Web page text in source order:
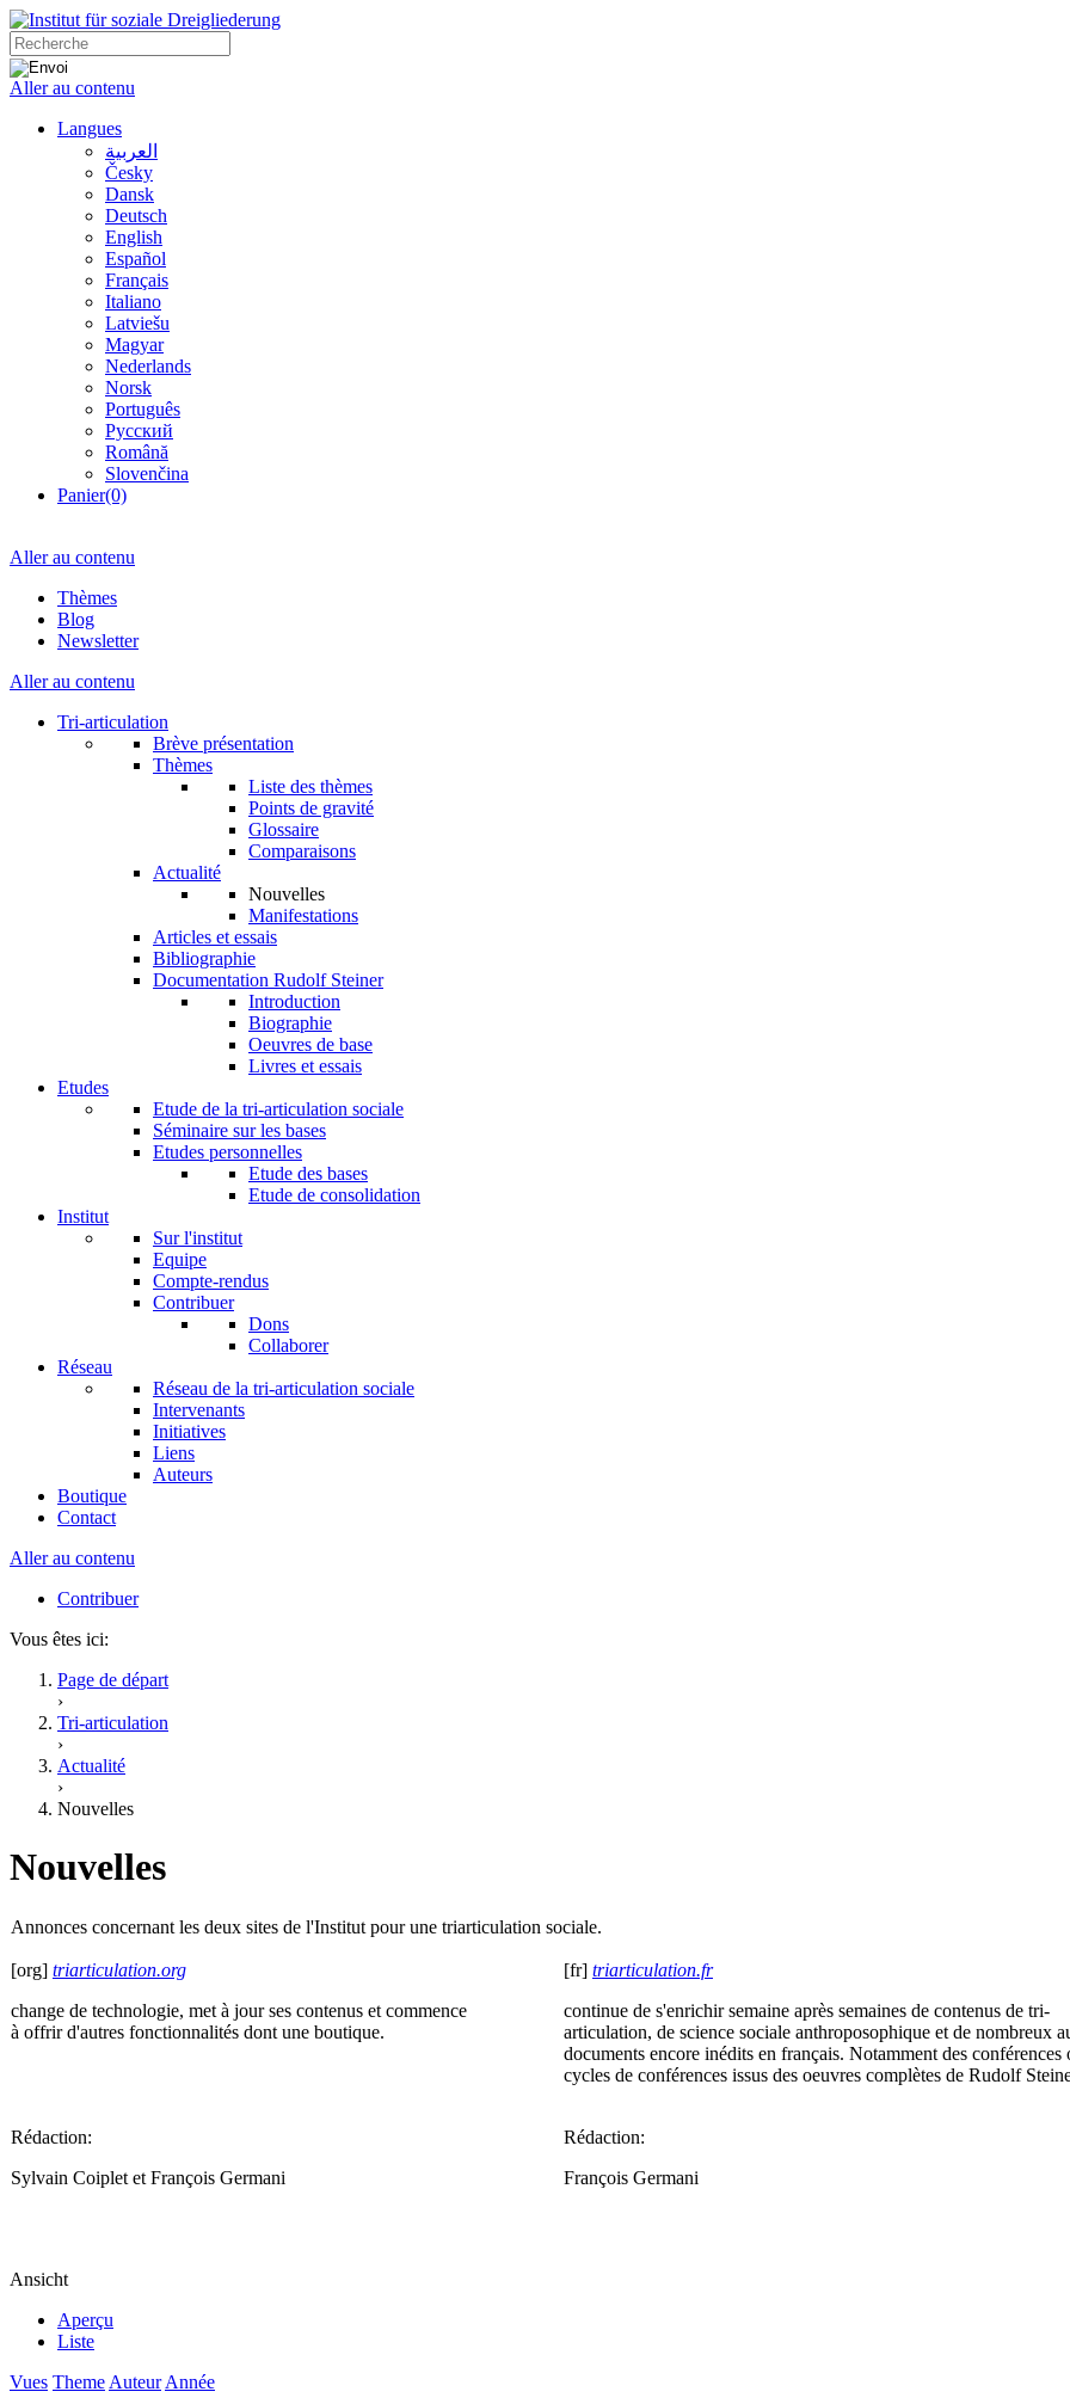
Aller au contenu
Langues
العربية
Česky
Dansk
Deutsch
English
Español
Français
Italiano
Latviešu
Magyar
Nederlands
Norsk
Português
Русский
Română
Slovenčina
Panier(0)
Aller au contenu
Thèmes
Blog
Newsletter
Aller au contenu
Tri-articulation
Brève présentation
Thèmes
Liste des thèmes
Points de gravité
Glossaire
Comparaisons
Actualité
Nouvelles
Manifestations
Articles et essais
Bibliographie
Documentation Rudolf Steiner
Introduction
Biographie
Oeuvres de base
Livres et essais
Etudes
Etude de la tri-articulation sociale
Séminaire sur les bases
Etudes personnelles
Etude des bases
Etude de consolidation
Institut
Sur l'institut
Equipe
Compte-rendus
Contribuer
Dons
Collaborer
Réseau
Réseau de la tri-articulation sociale
Intervenants
Initiatives
Liens
Auteurs
Boutique
Contact
Aller au contenu
Contribuer
Vous êtes ici:
Page de départ
›
Tri-articulation
›
Actualité
›
Nouvelles
Nouvelles
Annonces concernant les deux sites de l'Institut pour une triarticulation sociale.
[org] triarticulation.org
change de technologie, met à jour ses contenus et commence
à offrir d'autres fonctionnalités dont une boutique.
[fr] triarticulation.fr
continue de s'enrichir semaine après semaines de contenus de tri-
articulation, de science sociale anthroposophique et de nombreux
documents encore inédits en français. Notamment des conférences
cycles de conférences issus des oeuvres complètes de Rudolf
Rédaction:
Sylvain Coiplet et François Germani
Rédaction:
François Germani
Ansicht
Aperçu
Liste
Vues Theme Auteur Année